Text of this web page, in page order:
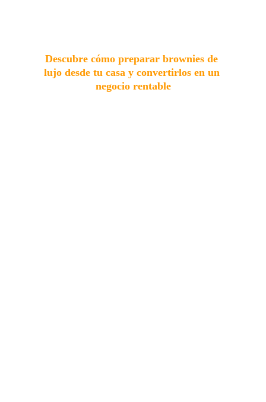
Descubre cómo preparar brownies de
lujo desde tu casa y convertirlos en un
negocio rentable